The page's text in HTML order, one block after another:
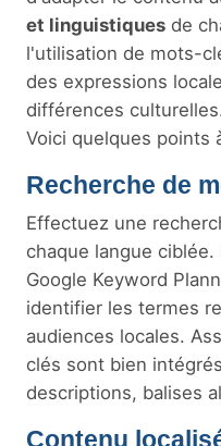
et linguistiques de
l'utilisation de mots-
des expressions
différences
Voici quelques points
Recherche de
Effectuez une
chaque langue
Google Keyword
identifier les termes
audiences locales.
clés sont bien
descriptions, balises
Contenu